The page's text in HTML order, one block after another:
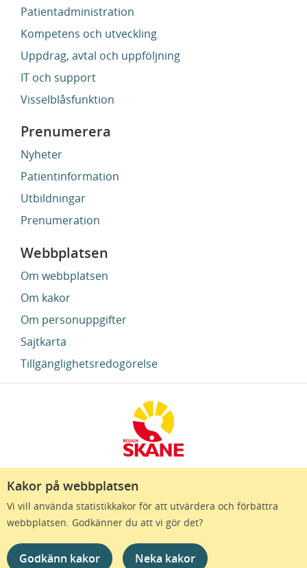
Kakor på webbplatsen
Vi vill använda statistikkakor för att utvärdera och förbättra
webbplatsen. Godkänner du att vi gör det?
Godkänn kakor Neka kakor
Patientadministration
Kompetens och utveckling
Uppdrag, avtal och uppföljning
IT och support
Visselblåsfunktion
Prenumerera
Nyheter
Patientinformation
Utbildningar
Prenumeration
Webbplatsen
Om webbplatsen
Om kakor
Om personuppgifter
Sajtkarta
Tillgänglighetsredogörelse
Region Skåne finns till för att alla som bor i Skåne
ska må bra och känna framtidstro. Genom
gränslösa samarbeten och omtanke skapas de
bästa förutsättningar för ett hälsosamt liv – inom
näringsliv, kollektivtrafik, kultur och hälso- och